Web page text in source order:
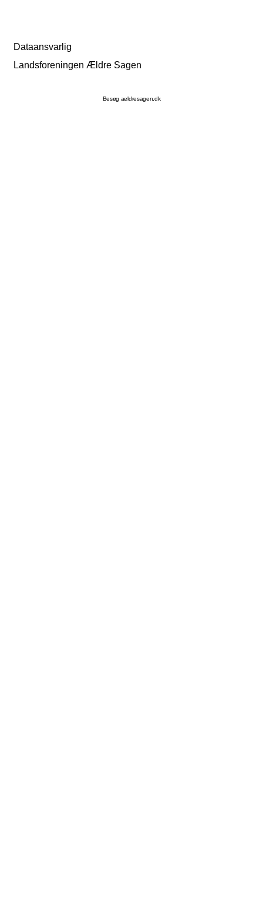
Dataansvarlig
Landsforeningen Ældre Sagen
Besøg aeldresagen.dk